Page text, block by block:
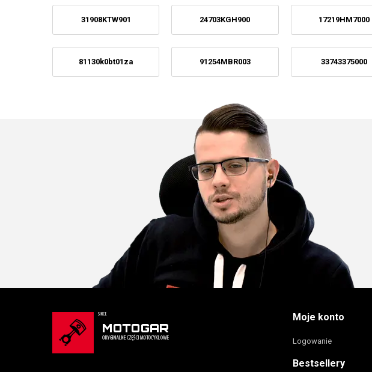
31908KTW901 24703KGH900 17219HM7000
81130k0bt01za 91254MBR003 33743375000
Moje konto
Logowanie
Bestsellery